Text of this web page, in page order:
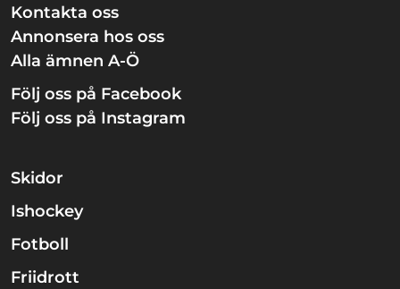
Kontakta oss
Annonsera hos oss
Alla ämnen A-Ö
Följ oss på Facebook
Följ oss på Instagram
Skidor
Ishockey
Fotboll
Friidrott